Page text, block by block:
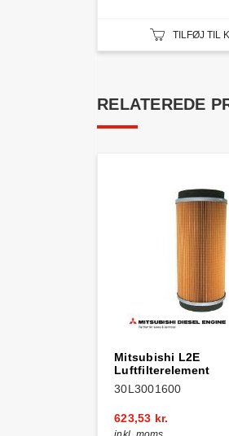
TILFØJ TIL
RELATEREDE
Mitsubishi L2E
Luftfilterelement
30L3001600
623,53 kr.